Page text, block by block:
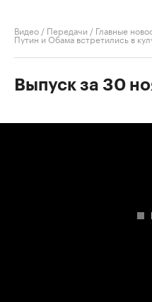
Видео / Передачи / Главные
Путин и Обама встретились в
Выпуск за 30